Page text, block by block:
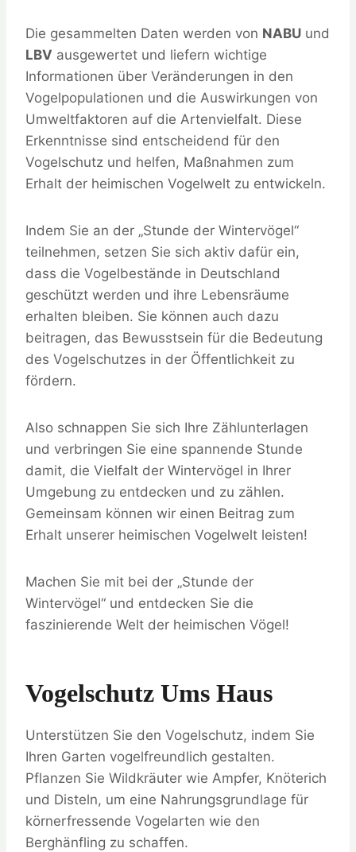
Die gesammelten Daten werden von NABU und
LBV ausgewertet und liefern wichtige
Informationen über Veränderungen in den
Vogelpopulationen und die Auswirkungen von
Umweltfaktoren auf die Artenvielfalt. Diese
Erkenntnisse sind entscheidend für den
Vogelschutz und helfen, Maßnahmen zum
Erhalt der heimischen Vogelwelt zu entwickeln.
Indem Sie an der „Stunde der Wintervögel“
teilnehmen, setzen Sie sich aktiv dafür ein,
dass die Vogelbestände in Deutschland
geschützt werden und ihre Lebensräume
erhalten bleiben. Sie können auch dazu
beitragen, das Bewusstsein für die Bedeutung
des Vogelschutzes in der Öffentlichkeit zu
fördern.
Also schnappen Sie sich Ihre Zählunterlagen
und verbringen Sie eine spannende Stunde
damit, die Vielfalt der Wintervögel in Ihrer
Umgebung zu entdecken und zu zählen.
Gemeinsam können wir einen Beitrag zum
Erhalt unserer heimischen Vogelwelt leisten!
Machen Sie mit bei der „Stunde der
Wintervögel“ und entdecken Sie die
faszinierende Welt der heimischen Vögel!
Vogelschutz Ums Haus
Unterstützen Sie den Vogelschutz, indem Sie
Ihren Garten vogelfreundlich gestalten.
Pflanzen Sie Wildkräuter wie Ampfer, Knöterich
und Disteln, um eine Nahrungsgrundlage für
körnerfressende Vogelarten wie den
Berghänfling zu schaffen.